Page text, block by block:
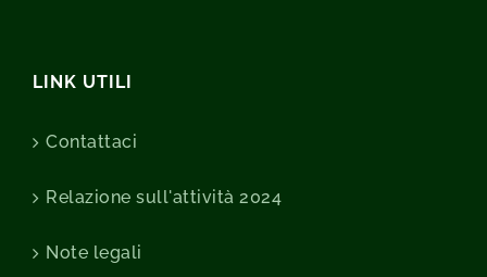
LINK UTILI
Contattaci
Relazione sull'attività 2024
Note legali